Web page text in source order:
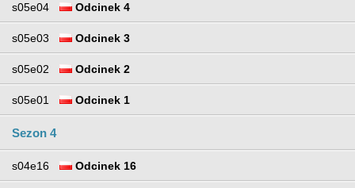
s05e04 Odcinek 4
s05e03 Odcinek 3
s05e02 Odcinek 2
s05e01 Odcinek 1
Sezon 4
s04e16 Odcinek 16